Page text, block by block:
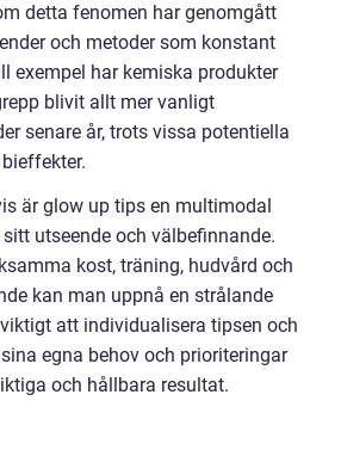
detta fenomen har genomgått
och metoder som konstant
exempel har kemiska produkter
blivit allt mer vanligt
senare år, trots vissa potentiella
är glow up tips en multimodal
utseende och välbefinnande.
kost, träning, hudvård och
kan man uppnå en strålande
att individualisera tipsen och
egna behov och prioriteringar
och hållbara resultat.